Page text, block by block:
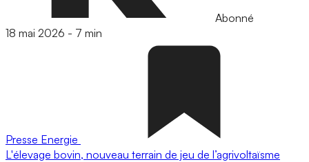
Abonné
18 mai 2026 - 7 min
Presse Energie
L'élevage bovin, nouveau terrain de jeu de l’agrivoltaïsme